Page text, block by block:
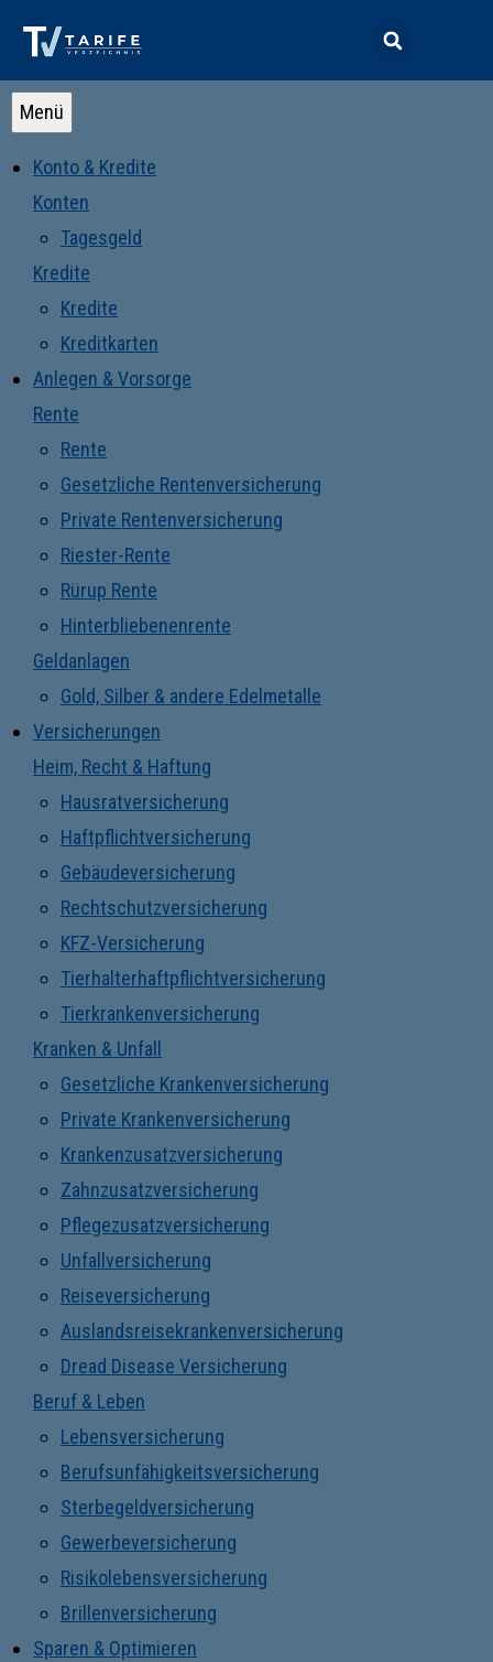
Menü
Konto & Kredite
Konten
Tagesgeld
Kredite
Kredite
Kreditkarten
Anlegen & Vorsorge
Rente
Rente
Gesetzliche Rentenversicherung
Private Rentenversicherung
Riester-Rente
Rürup Rente
Hinterbliebenenrente
Geldanlagen
Gold, Silber & andere Edelmetalle
Versicherungen
Heim, Recht & Haftung
Hausratversicherung
Haftpflichtversicherung
Gebäudeversicherung
Rechtschutzversicherung
KFZ-Versicherung
Tierhalterhaftpflichtversicherung
Tierkrankenversicherung
Kranken & Unfall
Gesetzliche Krankenversicherung
Private Krankenversicherung
Krankenzusatzversicherung
Zahnzusatzversicherung
Pflegezusatzversicherung
Unfallversicherung
Reiseversicherung
Auslandsreisekrankenversicherung
Dread Disease Versicherung
Beruf & Leben
Lebensversicherung
Berufsunfähigkeitsversicherung
Sterbegeldversicherung
Gewerbeversicherung
Risikolebensversicherung
Brillenversicherung
Sparen & Optimieren